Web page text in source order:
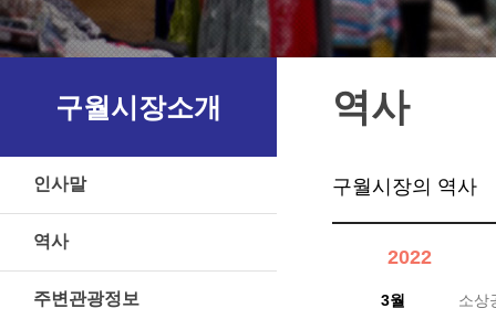
구월시장소개
인사말
역사
주변관광정보
역사
구월시장의 역사
2022
3월 소상